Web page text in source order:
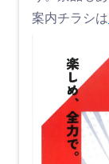
案内チラシは